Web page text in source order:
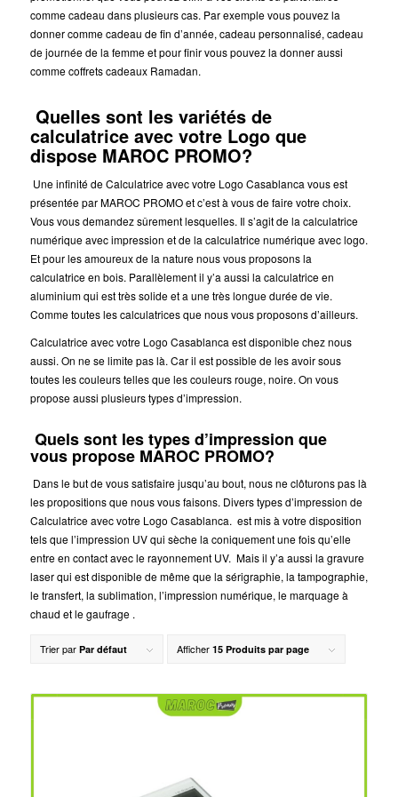
comme cadeau dans plusieurs cas. Par exemple vous pouvez la
donner comme cadeau de fin d’année, cadeau personnalisé, cadeau
de journée de la femme et pour finir vous pouvez la donner aussi
comme coffrets cadeaux Ramadan.
Quelles sont les variétés de
calculatrice avec votre Logo que
dispose MAROC PROMO?
Une infinité de Calculatrice avec votre Logo Casablanca vous est
présentée par MAROC PROMO et c’est à vous de faire votre choix.
Vous vous demandez sûrement lesquelles. Il s’agit de la calculatrice
numérique avec impression et de la calculatrice numérique avec logo.
Et pour les amoureux de la nature nous vous proposons la
calculatrice en bois. Parallèlement il y’a aussi la calculatrice en
aluminium qui est très solide et a une très longue durée de vie.
Comme toutes les calculatrices que nous vous proposons d’ailleurs.
Calculatrice avec votre Logo Casablanca est disponible chez nous
aussi. On ne se limite pas là. Car il est possible de les avoir sous
toutes les couleurs telles que les couleurs rouge, noire. On vous
propose aussi plusieurs types d’impression.
Quels sont les types d’impression que
vous propose MAROC PROMO?
Dans le but de vous satisfaire jusqu’au bout, nous ne clôturons pas là
les propositions que nous vous faisons. Divers types d’impression de
Calculatrice avec votre Logo Casablanca. est mis à votre disposition
tels que l’impression UV qui sèche la coniquement une fois qu’elle
entre en contact avec le rayonnement UV. Mais il y’a aussi la gravure
laser qui est disponible de même que la sérigraphie, la tampographie,
le transfert, la sublimation, l’impression numérique, le marquage à
chaud et le gaufrage .
Trier par Par défaut Afficher 15 Produits par page